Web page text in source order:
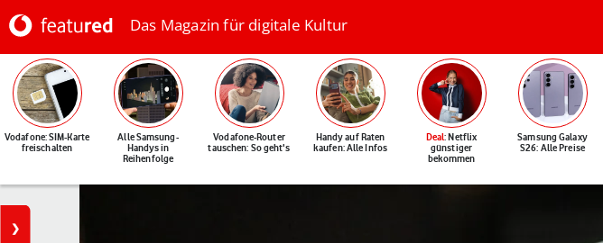
Das Magazin für digitale Kultur
Vodafone: SIM-Karte
freischalten
Alle Samsung-
Handys in
Reihenfolge
Vodafone-Router
tauschen: So geht's
Handy auf Raten
kaufen: Alle Infos
Deal: Netflix
günstiger
bekommen
Samsung Galaxy
S26: Alle Preise